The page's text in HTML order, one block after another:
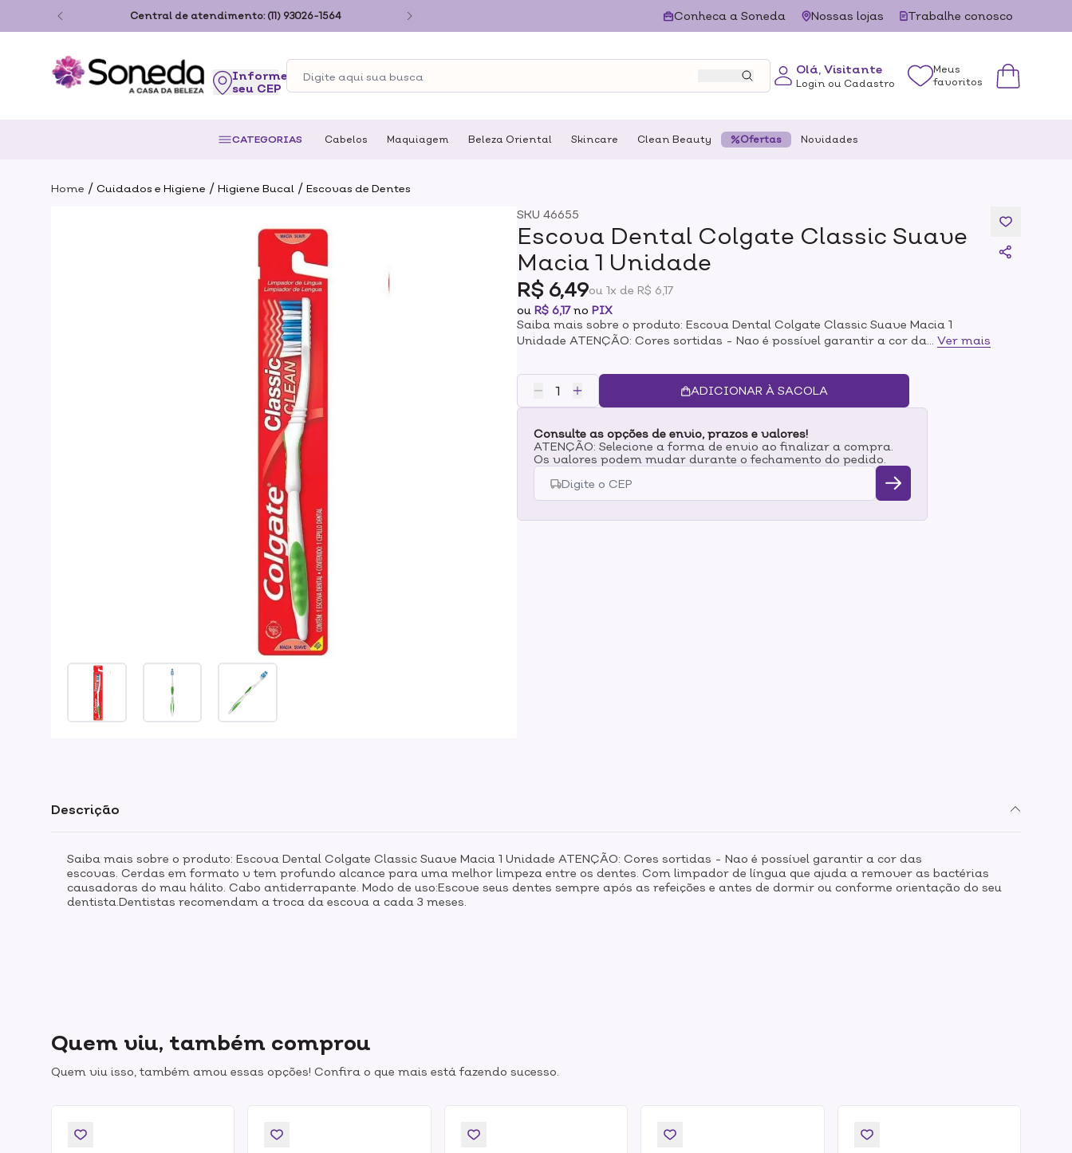
Central de atendimento: (11) 93026-1564 Conheca a Soneda Nossas lojas Trabalhe conosco
seu CEP
Olá, Visitante
Login ou Cadastro
Meus
favoritos
CATEGORIAS Cabelos Maquiagem Beleza Oriental Skincare Clean Beauty Ofertas Novidades
Home / Cuidados e Higiene / Higiene Bucal / Escovas de Dentes
SKU46655
Escova Dental Colgate Classic Suave
Macia 1 Unidade
R$ 6,49ou 1x de R$ 6,17
ouR$ 6,17noPIX
Saiba mais sobre o produto: Escova Dental Colgate Classic Suave Macia 1
Unidade ATENÇÃO: Cores sortidas - Nao é possível garantir a cor das
limpeza entre os dentes. Com limpador de língua que ajuda a remover as
bactérias causadoras do mau hálito. Cabo antiderrapante. Modo de uso:Escove
seus dentes sempre após as refeições e antes de dormir ou conforme
meses.
Ver mais
ADICIONAR À SACOLA
Consulte as opções de envio, prazos e valores!
ATENÇÃO: Selecione a forma de envio ao finalizar a compra.
Os valores podem mudar durante o fechamento do pedido.
Descrição
Saiba mais sobre o produto: Escova Dental Colgate Classic Suave Macia 1 Unidade ATENÇÃO: Cores sortidas - Nao é possível garantir a cor das
escovas. Cerdas em formato v tem profundo alcance para uma melhor limpeza entre os dentes. Com limpador de língua que ajuda a remover as bactérias
causadoras do mau hálito. Cabo antiderrapante. Modo de uso:Escove seus dentes sempre após as refeições e antes de dormir ou conforme orientação do seu
dentista.Dentistas recomendam a troca da escova a cada 3 meses.
Quem viu, também comprou
Quem viu isso, também amou essas opções! Confira o que mais está fazendo sucesso.